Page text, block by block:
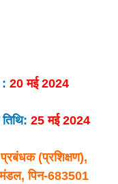
: 20 मई 2024
25 मई 2024
प्रबंधक (प्रशिक्षण),
पिन-683501